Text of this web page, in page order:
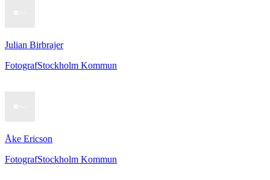
Julian Birbrajer
FotografStockholm Kommun
Åke Ericson
FotografStockholm Kommun